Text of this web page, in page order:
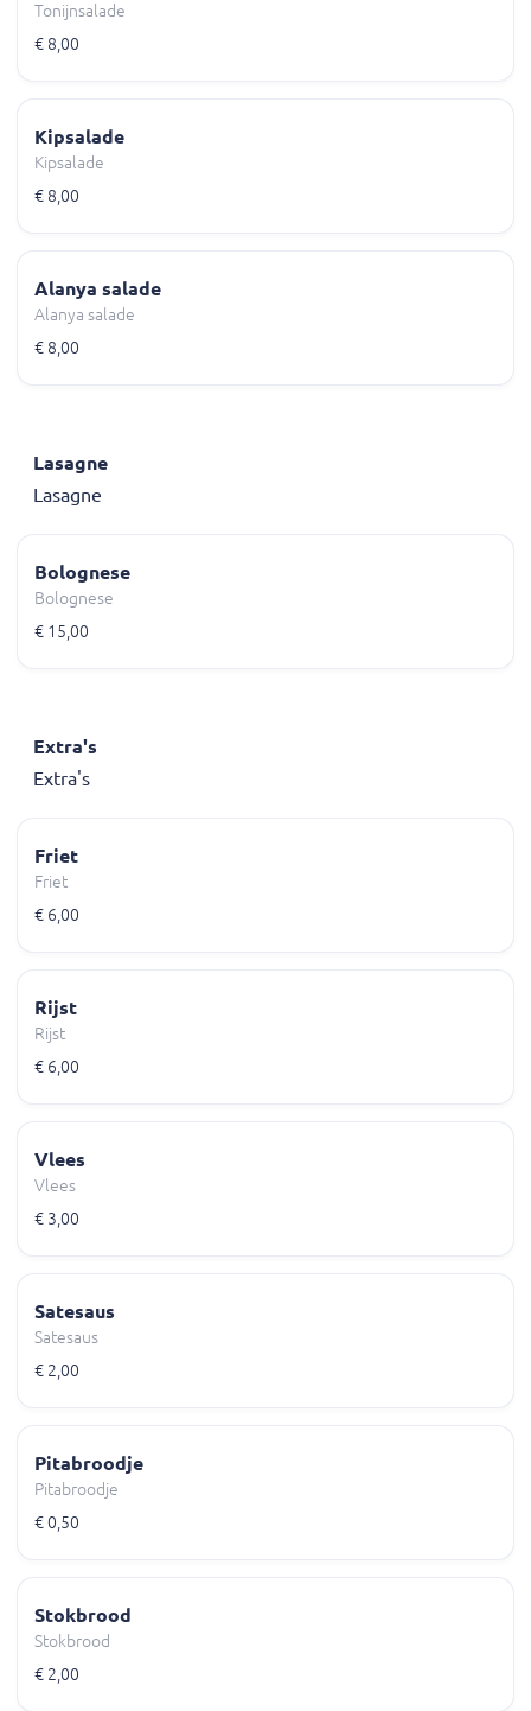
Tonijnsalade
€ 8,00
Kipsalade
Kipsalade
€ 8,00
Alanya salade
Alanya salade
€ 8,00
Lasagne
Lasagne
Bolognese
Bolognese
€ 15,00
Extra's
Extra's
Friet
Friet
€ 6,00
Rijst
Rijst
€ 6,00
Vlees
Vlees
€ 3,00
Satesaus
Satesaus
€ 2,00
Pitabroodje
Pitabroodje
€ 0,50
Stokbrood
Stokbrood
€ 2,00